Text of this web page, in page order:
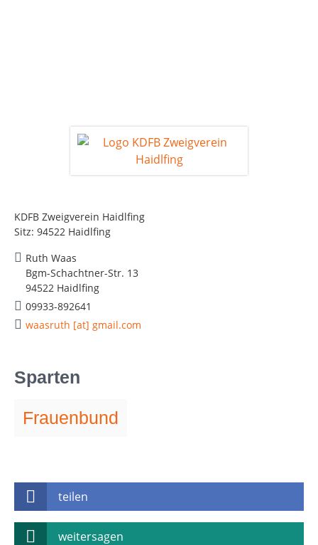
KDFB Zweigverein Haidlfing
Sitz: 94522 Haidlfing
Ruth Waas
Bgm-Schachtner-Str. 13
94522 Haidlfing
09933-892641
waasruth [at] gmail.com
Sparten
Frauenbund
teilen
weitersagen